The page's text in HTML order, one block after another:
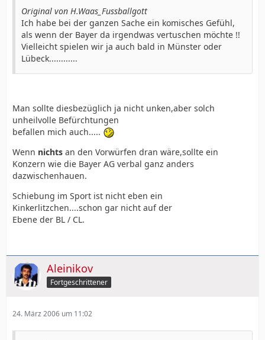
Original von H.Waas_Fussballgott
Ich habe bei der ganzen Sache ein komisches Gefühl,
als wenn der Bayer da irgendwas vertuschen möchte !!
Vielleicht spielen wir ja auch bald in Münster oder
Lübeck............
Man sollte diesbezüglich ja nicht unken,aber solch
unheilvolle Befürchtungen
befallen mich auch.....
Wenn nichts an den Vorwürfen dran wäre,sollte ein
Konzern wie die Bayer AG verbal ganz anders
dazwischenhauen.
Schiebung im Sport ist nicht eben ein
Kinkerlitzchen....schon gar nicht auf der
Ebene der BL / CL.
Aleinikov
Fortgeschrittener
24. März 2006 um 11:02